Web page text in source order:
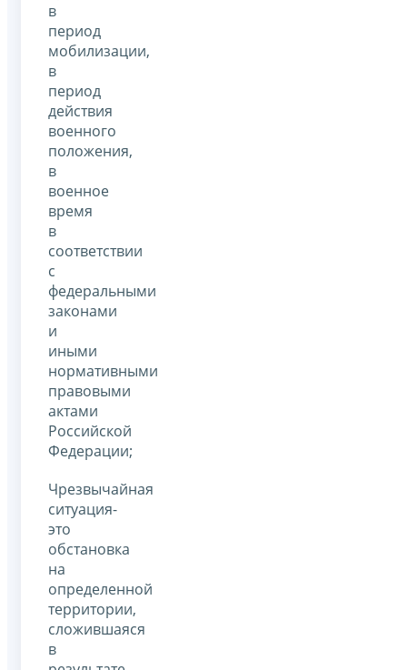
в
период
мобилизации,
в
период
действия
военного
положения,
в
военное
время
в
соответствии
с
федеральными
законами
и
иными
нормативными
правовыми
актами
Российской
Федерации;
Чрезвычайная
ситуация-
это
обстановка
на
определенной
территории,
сложившаяся
в